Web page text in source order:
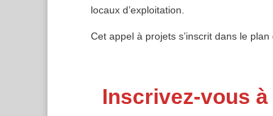
locaux d’exploitation.
Cet appel à projets s’inscrit dans le
Inscrivez-vous